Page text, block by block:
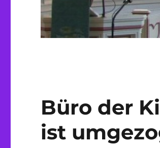
Büro der
ist